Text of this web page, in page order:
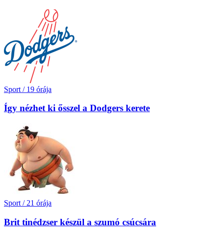
Sport / 19 órája
Így nézhet ki ősszel a Dodgers kerete
Sport / 21 órája
Brit tinédzser készül a szumó csúcsára